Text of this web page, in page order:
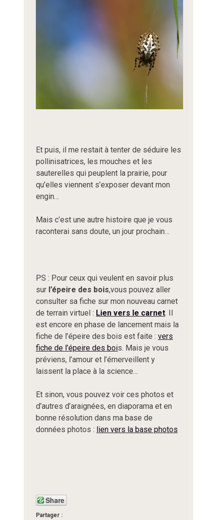
Et puis, il me restait à tenter de séduire les
pollinisatrices, les mouches et les
sauterelles qui peuplent la prairie, pour
qu’elles viennent s’exposer devant mon
engin…
Mais c’est une autre histoire que je vous
raconterai sans doute, un jour prochain…
PS : Pour ceux qui veulent en savoir plus
sur l’épeire des bois,vous pouvez aller
consulter sa fiche sur mon nouveau carnet
de terrain virtuel : Lien vers le carnet. Il
est encore en phase de lancement mais la
fiche de l’épeire des bois est faite : vers
fiche de l’épeire des bois. Mais je vous
préviens, l’amour et l’émerveillent y
laissent la place à la science…
Et sinon, vous pouvez voir ces photos et
d’autres d’araignées, en diaporama et en
bonne résolution dans ma base de
données photos : lien vers la base photos
Share
Partager :